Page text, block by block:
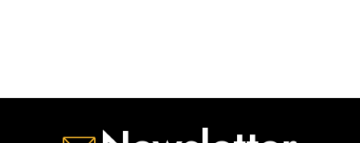
Szeroka oferta produktów do prania i płukania